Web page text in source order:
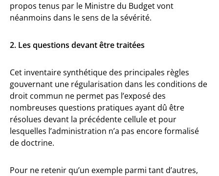
propos tenus par le Ministre du Budget vont
néanmoins dans le sens de la sévérité.
2. Les questions devant être traitées
Cet inventaire synthétique des principales règles
gouvernant une régularisation dans les conditions de
droit commun ne permet pas l’exposé des
nombreuses questions pratiques ayant dû être
résolues devant la précédente cellule et pour
lesquelles l’administration n’a pas encore formalisé
de doctrine.
Pour ne retenir qu’un exemple parmi tant d’autres,